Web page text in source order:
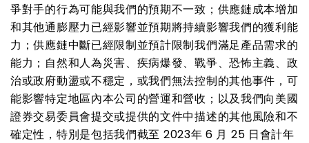
爭對手的行為可能與我們的預期不一致；供應鏈成本增加
和其他通膨壓力已經影響並預期將持續影響我們的獲利能
力；供應鏈中斷已經限制並預計限制我們滿足產品需求的
能力；自然和人為災害、疾病爆發、戰爭、恐怖主義、政
治或政府動盪或不穩定，或我們無法控制的其他事件，可
能影響特定地區內本公司的營運和營收；以及我們向美國
證券交易委員會提交或提供的文件中描述的其他風險和不
確定性，特別是包括我們截至 2023年 6 月 25 日會計年